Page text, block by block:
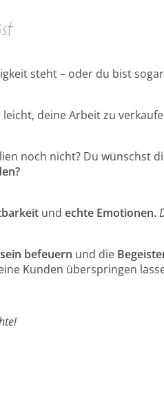
steht – oder du bist
deine Arbeit zu
noch nicht? Du wünschst
und echte Emotionen.
befeuern und die
Kunden überspringen